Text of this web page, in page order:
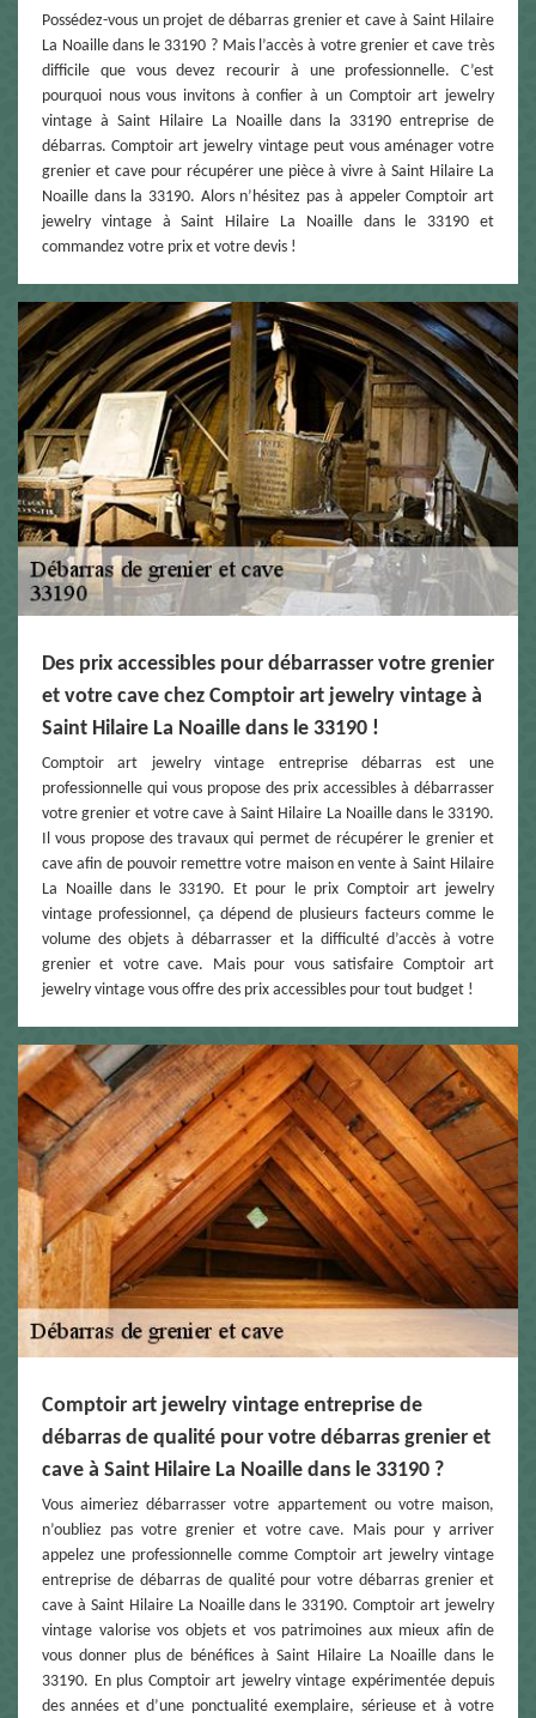
Possédez-vous un projet de débarras grenier et cave à Saint Hilaire
La Noaille dans le 33190 ? Mais l’accès à votre grenier et cave très
difficile que vous devez recourir à une professionnelle. C’est
pourquoi nous vous invitons à confier à un Comptoir art jewelry
vintage à Saint Hilaire La Noaille dans la 33190 entreprise de
débarras. Comptoir art jewelry vintage peut vous aménager votre
grenier et cave pour récupérer une pièce à vivre à Saint Hilaire La
Noaille dans la 33190. Alors n’hésitez pas à appeler Comptoir art
jewelry vintage à Saint Hilaire La Noaille dans le 33190 et
commandez votre prix et votre devis !
Des prix accessibles pour débarrasser votre grenier
et votre cave chez Comptoir art jewelry vintage à
Saint Hilaire La Noaille dans le 33190 !
Comptoir art jewelry vintage entreprise débarras est une
professionnelle qui vous propose des prix accessibles à débarrasser
votre grenier et votre cave à Saint Hilaire La Noaille dans le 33190.
Il vous propose des travaux qui permet de récupérer le grenier et
cave afin de pouvoir remettre votre maison en vente à Saint Hilaire
La Noaille dans le 33190. Et pour le prix Comptoir art jewelry
vintage professionnel, ça dépend de plusieurs facteurs comme le
volume des objets à débarrasser et la difficulté d’accès à votre
grenier et votre cave. Mais pour vous satisfaire Comptoir art
jewelry vintage vous offre des prix accessibles pour tout budget !
Comptoir art jewelry vintage entreprise de
débarras de qualité pour votre débarras grenier et
cave à Saint Hilaire La Noaille dans le 33190 ?
Vous aimeriez débarrasser votre appartement ou votre maison,
n’oubliez pas votre grenier et votre cave. Mais pour y arriver
appelez une professionnelle comme Comptoir art jewelry vintage
entreprise de débarras de qualité pour votre débarras grenier et
cave à Saint Hilaire La Noaille dans le 33190. Comptoir art jewelry
vintage valorise vos objets et vos patrimoines aux mieux afin de
vous donner plus de bénéfices à Saint Hilaire La Noaille dans le
33190. En plus Comptoir art jewelry vintage expérimentée depuis
des années et d’une ponctualité exemplaire, sérieuse et à votre